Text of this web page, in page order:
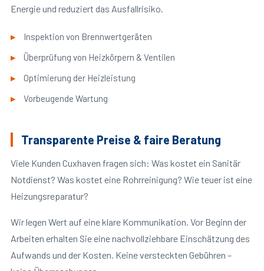
Energie und reduziert das Ausfallrisiko.
Inspektion von Brennwertgeräten
Überprüfung von Heizkörpern & Ventilen
Optimierung der Heizleistung
Vorbeugende Wartung
Transparente Preise & faire Beratung
Viele Kunden Cuxhaven fragen sich: Was kostet ein Sanitär
Notdienst? Was kostet eine Rohrreinigung? Wie teuer ist eine
Heizungsreparatur?
Wir legen Wert auf eine klare Kommunikation. Vor Beginn der
Arbeiten erhalten Sie eine nachvollziehbare Einschätzung des
Aufwands und der Kosten. Keine versteckten Gebühren –